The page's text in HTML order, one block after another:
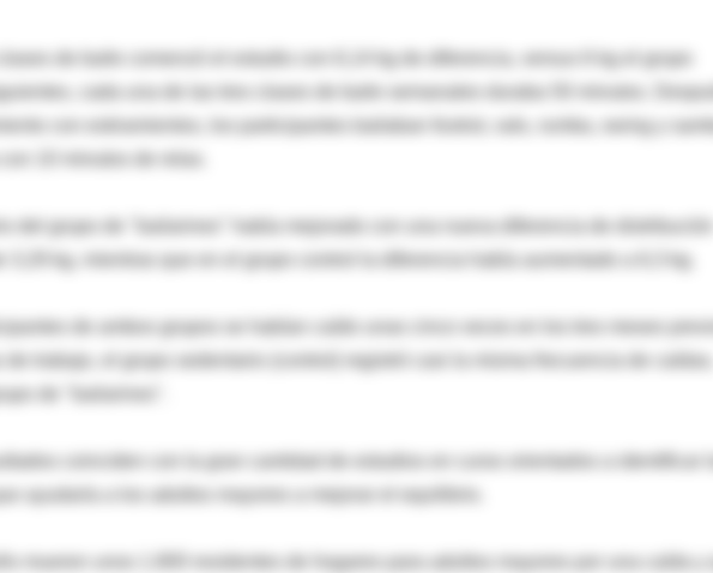
de baile comenzó el estudio con 6,14 kg de diferencia, versus 6 kg el grupo
cada una de las tres clases de baile semanales duraba 50 minutos.
del grupo de "bailarines" había mejorado con una nueva diferencia de distribución
3,29 kg, mientras que en el grupo control la diferencia había aumentado a 6,3 kg.
de ambos grupos se habían caído unas cinco veces en los tres meses
de trabajo, el grupo sedentario (control) registró casi la misma frecuencia de caídas,
de "bailarines".
coinciden con la gran cantidad de estudios en curso orientados a identificar
ayudaría a los adultos mayores a mejorar el equilibrio.
mueren unos 1.800 residentes de hogares para adultos mayores por una caída y